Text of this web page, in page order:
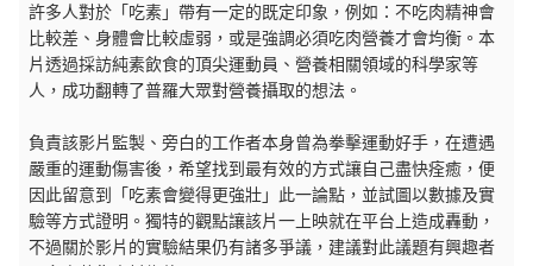
許多人對於「吃素」帶有一定的既定印象，例如：不吃肉精神會
比較差、身體會比較虛弱，或是強調必須吃肉營養才會均衡。本
片透過採訪純素飲食的頂尖運動員、營養相關領域的科學家等
人，成功翻轉了普羅大眾對營養攝取的想法。
負責該影片監製、旁白的工作者本身曾為拳擊運動好手，在遭遇
嚴重的運動傷害後，希望找到最有效的方式讓自己盡快痊癒，便
因此留意到「吃素會變得更強壯」此一論點，並試圖以數據及實
驗等方式證明。獨特的觀點讓該片一上映就在平台上造成轟動，
不過關於影片的實驗結果仍有諸多爭議，建議對此議題有興趣者